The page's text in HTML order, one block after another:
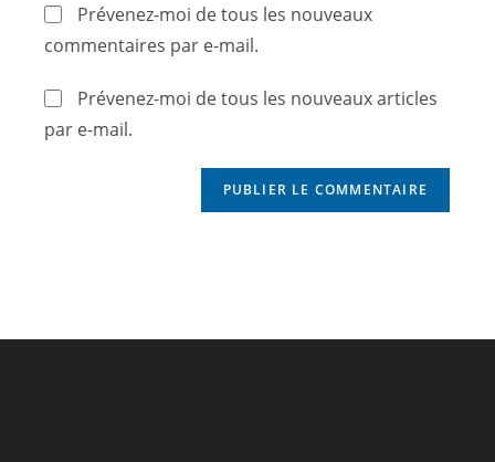
Prévenez-moi de tous les nouveaux
commentaires par e-mail.
Prévenez-moi de tous les nouveaux articles
par e-mail.